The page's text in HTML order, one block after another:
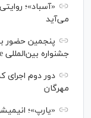
«آسباد»؛
می‌آید
پنجمین حضور
جشنواره بین‌المللی Cinétoile تونس
دور دوم اجرای
مهرگان
«یارپ»؛